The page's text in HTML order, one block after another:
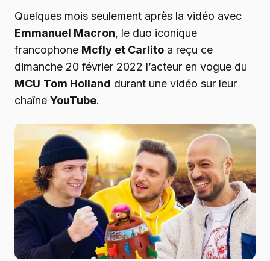
Quelques mois seulement après la vidéo avec
Emmanuel Macron, le duo iconique
francophone Mcfly et Carlito a reçu ce
dimanche 20 février 2022 l’acteur en vogue du
MCU Tom Holland durant une vidéo sur leur
chaîne YouTube.